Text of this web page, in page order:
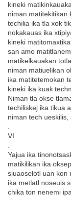
kineki
niman matitekitikan
techilia ika tla xok
nokakauas ika
kineki
san amo
matikelkauakan
niman matiuelikan
ika matitetemokan
kineki ika kuak
Niman tla okse
techiliskej ika tikua
niman tech ueskilis,
VI
Yajua ika
matikilikan ika
siuaoselotl uan kon
ika metlatl noseuis
chika ton nenemi